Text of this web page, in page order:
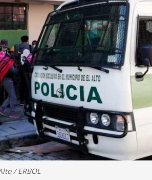
/ ERBOL